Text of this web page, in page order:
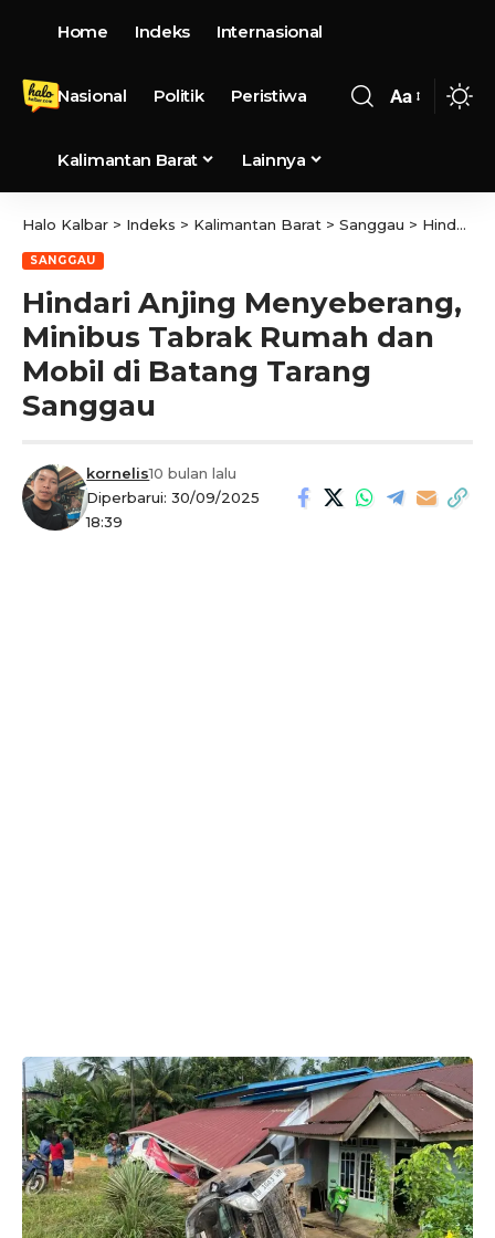
Home Indeks Internasional
Nasional Politik Peristiwa
Kalimantan Barat Lainnya
Aa
Halo Kalbar > Indeks > Kalimantan Barat > Sanggau > Hindari Anjing Menyeberang, Minibus Tabrak Rumah dan Mobil di Batang Tarang Sanggau
SANGGAU
Hindari Anjing Menyeberang,
Minibus Tabrak Rumah dan
Mobil di Batang Tarang
Sanggau
Diperbarui: 30/09/2025
18:39
kornelis10 bulan lalu